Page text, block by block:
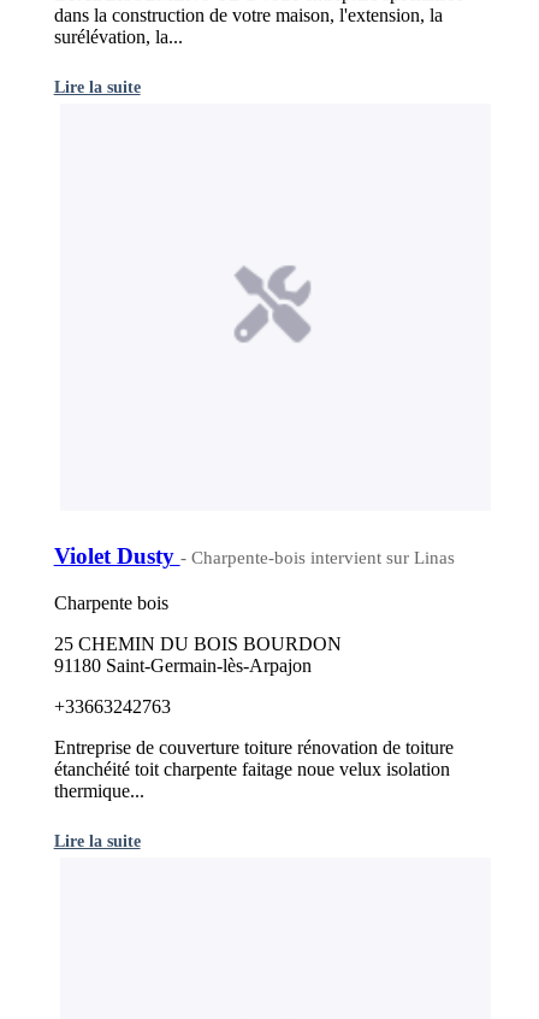
dans la construction de votre maison, l'extension, la
surélévation, la...
Lire la suite
Violet Dusty - Charpente-bois intervient sur Linas
Charpente bois
25 CHEMIN DU BOIS BOURDON
91180 Saint-Germain-lès-Arpajon
+33663242763
Entreprise de couverture toiture rénovation de toiture
étanchéité toit charpente faitage noue velux isolation
thermique...
Lire la suite